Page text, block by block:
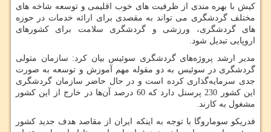
کیش با بهره مندی از ظرفیت های خوب اقلیمی و توسعه شاخه های
مختلف گردشگری مى تواند به مقصدی برای ارائه خدمات در حوزه
های گردشگری، ورزشی و گردشگری سلامت برای کشورهای
اروپایی تبدیل شود.
مدیر ارشد پروژه‌های گردشگری سوئیس بیان کرد: سازمان متولی
گردشگری در سوئیس به دو مقوله مهم آموزش و توسعه به ‌صورت
جدی سرمایه‌گذاری کرده است و در حال حاضر سازمان گردشگری
این کشور 230 پرسنل دارد که 60 درصد آن‌ها در خارج از این کشور
مشغول به کارند.
فدریکو سوماروگا با توجه به اینکه ایران از مقاصد هدف جدید کشور